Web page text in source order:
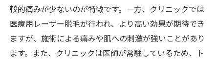
較的痛みが少ないのが特徴です。一方、クリニックでは
医療用レーザー脱毛が行われ、より高い効果が期待でき
ますが、施術による痛みや肌への刺激が強いことがあり
ます。また、クリニックは医師が常駐しているため、ト